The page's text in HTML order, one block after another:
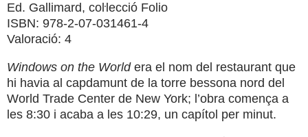
Ed. Gallimard, coŀlecció Folio
ISBN: 978-2-07-031461-4
Valoració: 4
Windows on the Worldera el nom del restaurant que
hi havia al capdamunt de la torre bessona nord del
World Trade Center de New York; l’obra comença a
les 8:30 i acaba a les 10:29, un capítol per minut.